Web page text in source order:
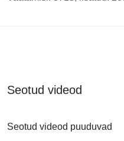
Seotud videod
Seotud videod puuduvad